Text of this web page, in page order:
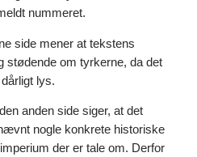
nummeret.
side mener at tekstens
stødende om tyrkerne, da det
lys.
anden side siger, at det
nogle konkrete historiske
der er tale om. Derfor